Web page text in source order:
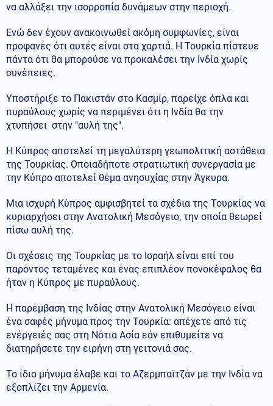
να αλλάξει την ισορροπία δυνάμεων στην περιοχή.
Ενώ δεν έχουν ανακοινωθεί ακόμη συμφωνίες, είναι
προφανές ότι αυτές είναι στα χαρτιά. Η Τουρκία πίστευε
πάντα ότι θα μπορούσε να προκαλέσει την Ινδία χωρίς
συνέπειες.
Υποστήριξε το Πακιστάν στο Κασμίρ, παρείχε όπλα και
πυραύλους χωρίς να περιμένει ότι η Ινδία θα την
χτυπήσει στην "αυλή της".
Η Κύπρος αποτελεί τη μεγαλύτερη γεωπολιτική αστάθεια
της Τουρκίας. Οποιαδήποτε στρατιωτική συνεργασία με
την Κύπρο αποτελεί θέμα ανησυχίας στην Άγκυρα.
Μια ισχυρή Κύπρος αμφισβητεί τα σχέδια της Τουρκίας να
κυριαρχήσει στην Ανατολική Μεσόγειο, την οποία θεωρεί
πίσω αυλή της.
Οι σχέσεις της Τουρκίας με το Ισραήλ είναι επί του
παρόντος τεταμένες και ένας επιπλέον πονοκέφαλος θα
ήταν η Κύπρος με πυραύλους.
Η παρέμβαση της Ινδίας στην Ανατολική Μεσόγειο είναι
ένα σαφές μήνυμα προς την Τουρκία: απέχετε από τις
ενέργειές σας στη Νότια Ασία εάν επιθυμείτε να
διατηρήσετε την ειρήνη στη γειτονιά σας.
Το ίδιο μήνυμα έλαβε και το Αζερμπαϊτζάν με την Ινδία να
εξοπλίζει την Αρμενία.